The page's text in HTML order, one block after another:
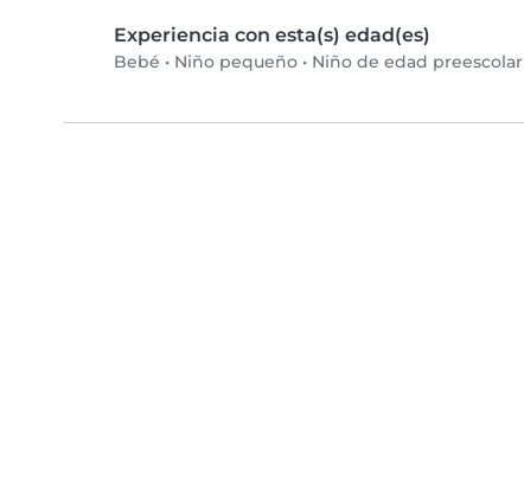
Experiencia con esta(s) edad(es)
Bebé • Niño pequeño • Niño de edad preescolar